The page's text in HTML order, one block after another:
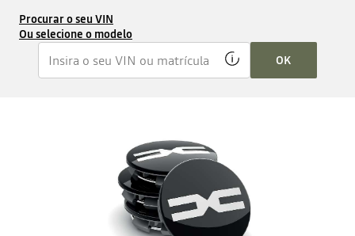
Procurar o seu VIN
Ou selecione o modelo
OK